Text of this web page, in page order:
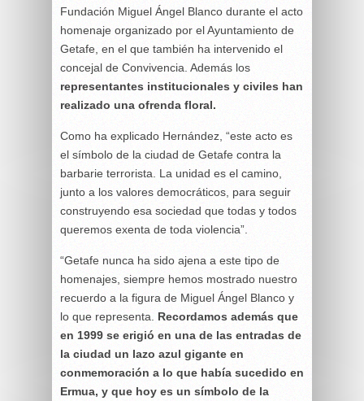
Fundación Miguel Ángel Blanco durante el acto
homenaje organizado por el Ayuntamiento de
Getafe, en el que también ha intervenido el
concejal de Convivencia. Además los
representantes institucionales y civiles han
realizado una ofrenda floral.
Como ha explicado Hernández, “este acto es
el símbolo de la ciudad de Getafe contra la
barbarie terrorista. La unidad es el camino,
junto a los valores democráticos, para seguir
construyendo esa sociedad que todas y todos
queremos exenta de toda violencia”.
“Getafe nunca ha sido ajena a este tipo de
homenajes, siempre hemos mostrado nuestro
recuerdo a la figura de Miguel Ángel Blanco y
lo que representa. Recordamos además que
en 1999 se erigió en una de las entradas de
la ciudad un lazo azul gigante en
conmemoración a lo que había sucedido en
Ermua, y que hoy es un símbolo de la